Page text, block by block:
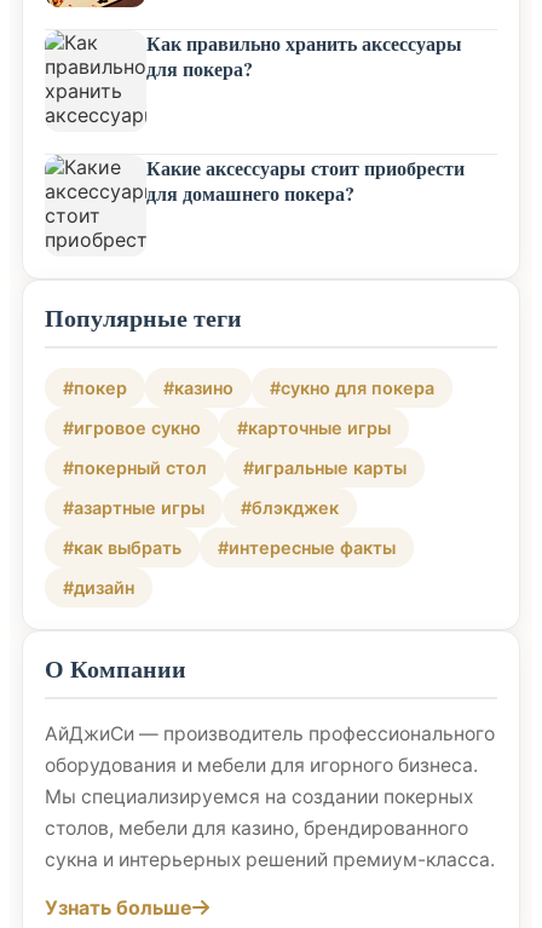
Как правильно хранить аксессуары
для покера?
Какие аксессуары стоит приобрести
для домашнего покера?
Популярные теги
#покер #казино
#сукно для покера
#игровое сукно
#карточные игры
#покерный стол
#игральные карты
#азартные игры
#блэкджек
#как выбрать
#интересные факты
#дизайн
О Компании
АйДжиСи — производитель профессионального
оборудования и мебели для игорного бизнеса.
Мы специализируемся на создании покерных
столов, мебели для казино, брендированного
сукна и интерьерных решений премиум-класса.
Узнать больше